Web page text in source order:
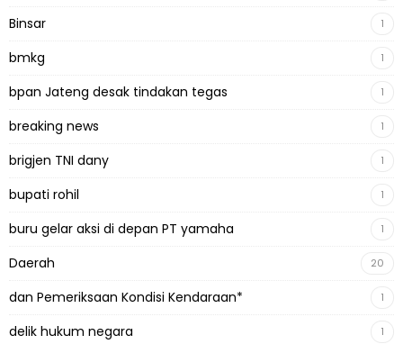
Binsar 1
bmkg 1
bpan Jateng desak tindakan tegas 1
breaking news 1
brigjen TNI dany 1
bupati rohil 1
buru gelar aksi di depan PT yamaha 1
Daerah 20
dan Pemeriksaan Kondisi Kendaraan* 1
delik hukum negara 1